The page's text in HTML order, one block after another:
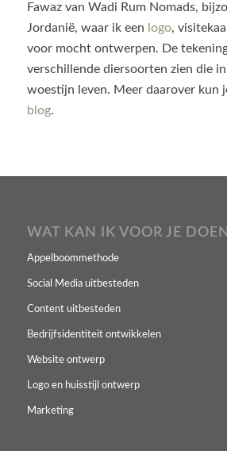
Fawaz van Wadi Rum Nomads,
Jordanië, waar ik een logo,
voor mocht ontwerpen. De
verschillende diersoorten zien die
woestijn leven. Meer daarover kun
blog.
WAT KAN IK VOOR JE
Appelboommethode
Social Media uitbesteden
Content uitbesteden
Bedrijfsidentiteit ontwikkelen
Website ontwerp
Logo en huisstijl ontwerp
Marketing